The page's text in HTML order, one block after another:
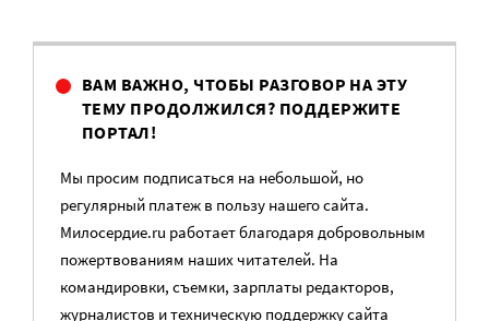
ВАМ ВАЖНО, ЧТОБЫ РАЗГОВОР НА ЭТУ
ТЕМУ ПРОДОЛЖИЛСЯ? ПОДДЕРЖИТЕ
ПОРТАЛ!
Мы просим подписаться на небольшой, но
регулярный платеж в пользу нашего сайта.
Милосердие.ru работает благодаря добровольным
пожертвованиям наших читателей. На
командировки, съемки, зарплаты редакторов,
журналистов и техническую поддержку сайта